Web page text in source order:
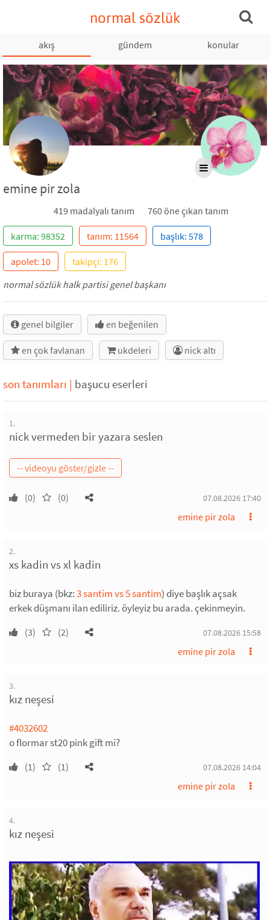
normal sözlük
akış gündem konular
emine pir zola
419 madalyalı tanım 760 öne çıkan tanım
karma: 98352 tanım: 11564 başlık: 578
apolet: 10
takipçi: 176
normal sözlük halk partisi genel başkanı
genel bilgiler en beğenilen
en çok favlanan ukdeleri nick altı
son tanımları | başucu eserleri
1.
nick vermeden bir yazara seslen
(0) (0) 07.08.2026 17:40
emine pir zola
2.
xs kadin vs xl kadin
biz buraya (bkz:3 santim vs 5 santim) diye başlık açsak
erkek düşmanı ilan ediliriz. öyleyiz bu arada. çekinmeyin.
(3) (2) 07.08.2026 15:58
emine pir zola
3.
kız neşesi
#4032602
o flormar st20 pink gift mi?
(1) (1) 07.08.2026 14:04
emine pir zola
4.
kız neşesi